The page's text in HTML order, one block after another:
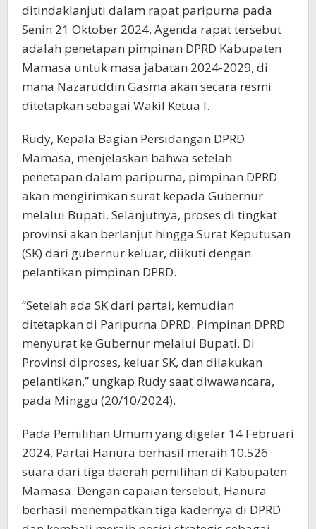
ditindaklanjuti dalam rapat paripurna pada
Senin 21 Oktober 2024. Agenda rapat tersebut
adalah penetapan pimpinan DPRD Kabupaten
Mamasa untuk masa jabatan 2024-2029, di
mana Nazaruddin Gasma akan secara resmi
ditetapkan sebagai Wakil Ketua I.
Rudy, Kepala Bagian Persidangan DPRD
Mamasa, menjelaskan bahwa setelah
penetapan dalam paripurna, pimpinan DPRD
akan mengirimkan surat kepada Gubernur
melalui Bupati. Selanjutnya, proses di tingkat
provinsi akan berlanjut hingga Surat Keputusan
(SK) dari gubernur keluar, diikuti dengan
pelantikan pimpinan DPRD.
“Setelah ada SK dari partai, kemudian
ditetapkan di Paripurna DPRD. Pimpinan DPRD
menyurat ke Gubernur melalui Bupati. Di
Provinsi diproses, keluar SK, dan dilakukan
pelantikan,” ungkap Rudy saat diwawancara,
pada Minggu (20/10/2024).
Pada Pemilihan Umum yang digelar 14 Februari
2024, Partai Hanura berhasil meraih 10.526
suara dari tiga daerah pemilihan di Kabupaten
Mamasa. Dengan capaian tersebut, Hanura
berhasil menempatkan tiga kadernya di DPRD